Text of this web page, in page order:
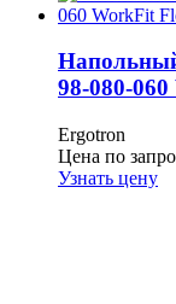
98-080-
Ergotron
Цена по
Узнать цену